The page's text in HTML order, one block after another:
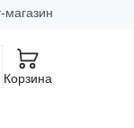
магазин
Корзина